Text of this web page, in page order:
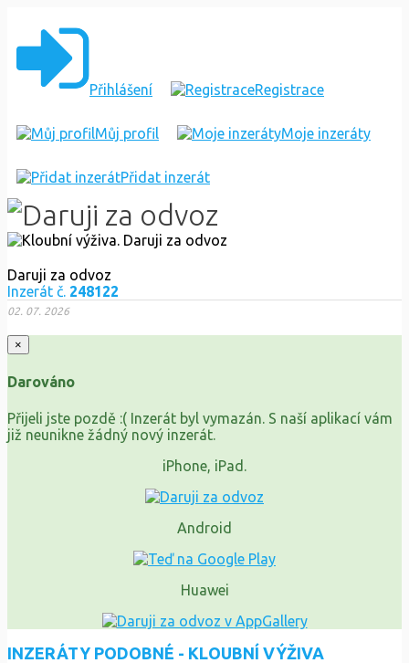
Přihlášení Registrace
Můj profil Moje inzeráty
Přidat inzerát
Daruji za odvoz
Inzerát č. 248122
02. 07. 2026
×
Darováno
Přijeli jste pozdě :( Inzerát byl vymazán. S naší aplikací vám
již neunikne žádný nový inzerát.
iPhone, iPad.
Android
Huawei
INZERÁTY PODOBNÉ - KLOUBNÍ VÝŽIVA